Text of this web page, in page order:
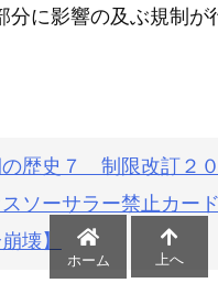
分に影響の及ぶ規制が
の歴史７ 制限改訂２
ソーサラー禁止カー
壊】
ホーム 上へ